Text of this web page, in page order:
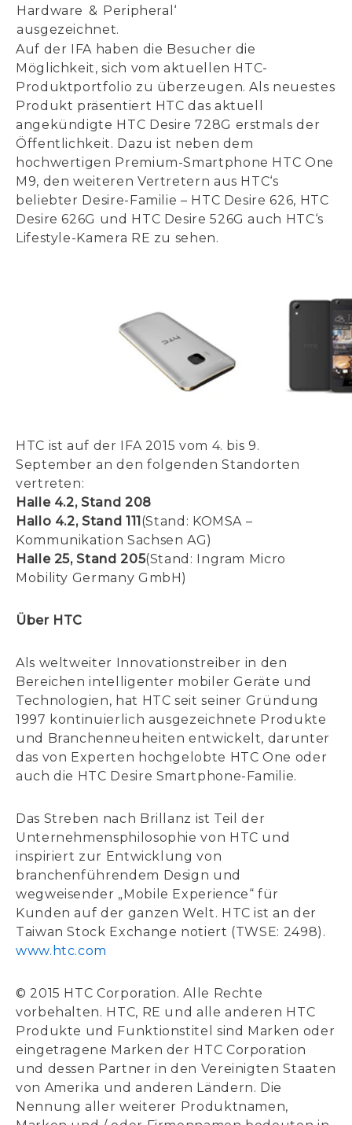
Hardware & Peripheral‘
ausgezeichnet.
Auf der IFA haben die Besucher die
Möglichkeit, sich vom aktuellen HTC-
Produktportfolio zu überzeugen. Als neuestes
Produkt präsentiert HTC das aktuell
angekündigte HTC Desire 728G erstmals der
Öffentlichkeit. Dazu ist neben dem
hochwertigen Premium-Smartphone HTC One
M9, den weiteren Vertretern aus HTC‘s
beliebter Desire-Familie – HTC Desire 626, HTC
Desire 626G und HTC Desire 526G auch HTC‘s
Lifestyle-Kamera RE zu sehen.
HTC ist auf der IFA 2015 vom 4. bis 9.
September an den folgenden Standorten
vertreten:
Halle 4.2, Stand 208
Hallo 4.2, Stand 111(Stand: KOMSA –
Kommunikation Sachsen AG)
Halle 25, Stand 205(Stand: Ingram Micro
Mobility Germany GmbH)
Über HTC
Als weltweiter Innovationstreiber in den
Bereichen intelligenter mobiler Geräte und
Technologien, hat HTC seit seiner Gründung
1997 kontinuierlich ausgezeichnete Produkte
und Branchenneuheiten entwickelt, darunter
das von Experten hochgelobte HTC One oder
auch die HTC Desire Smartphone-Familie.
Das Streben nach Brillanz ist Teil der
Unternehmensphilosophie von HTC und
inspiriert zur Entwicklung von
branchenführendem Design und
wegweisender „Mobile Experience“ für
Kunden auf der ganzen Welt. HTC ist an der
Taiwan Stock Exchange notiert (TWSE: 2498).
www.htc.com
© 2015 HTC Corporation. Alle Rechte
vorbehalten. HTC, RE und alle anderen HTC
Produkte und Funktionstitel sind Marken oder
eingetragene Marken der HTC Corporation
und dessen Partner in den Vereinigten Staaten
von Amerika und anderen Ländern. Die
Nennung aller weiterer Produktnamen,